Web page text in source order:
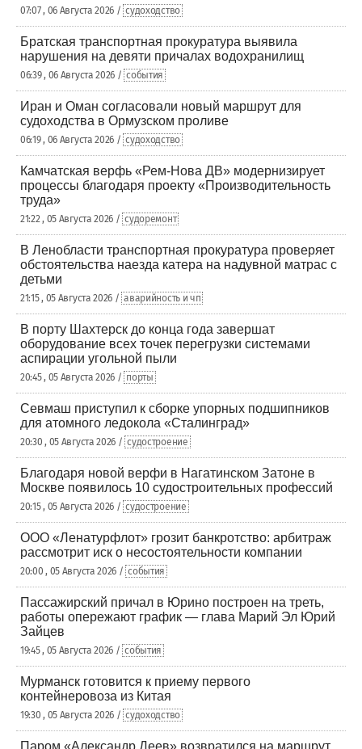
07:07 , 06 Августа 2026 / судоходство
Братская транспортная прокуратура выявила
нарушения на девяти причалах водохранилищ
06:39 , 06 Августа 2026 / события
Иран и Оман согласовали новый маршрут для
судоходства в Ормузском проливе
06:19 , 06 Августа 2026 / судоходство
Камчатская верфь «Рем-Нова ДВ» модернизирует
процессы благодаря проекту «Производительность
труда»
21:22 , 05 Августа 2026 / судоремонт
В Ленобласти транспортная прокуратура проверяет
обстоятельства наезда катера на надувной матрас с
детьми
21:15 , 05 Августа 2026 / аварийность и чп
В порту Шахтерск до конца года завершат
оборудование всех точек перегрузки системами
аспирации угольной пыли
20:45 , 05 Августа 2026 / порты
Севмаш приступил к сборке упорных подшипников
для атомного ледокола «Сталинград»
20:30 , 05 Августа 2026 / судостроение
Благодаря новой верфи в Нагатинском Затоне в
Москве появилось 10 судостроительных профессий
20:15 , 05 Августа 2026 / судостроение
ООО «Ленатурфлот» грозит банкротство: арбитраж
рассмотрит иск о несостоятельности компании
20:00 , 05 Августа 2026 / события
Пассажирский причал в Юрино построен на треть,
работы опережают график — глава Марий Эл Юрий
Зайцев
19:45 , 05 Августа 2026 / события
Мурманск готовится к приему первого
контейнеровоза из Китая
19:30 , 05 Августа 2026 / судоходство
Паром «Александр Деев» возвратился на маршрут